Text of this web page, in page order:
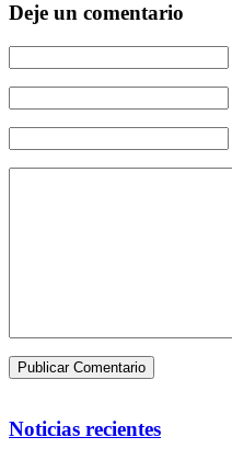
Deje un comentario
Noticias recientes